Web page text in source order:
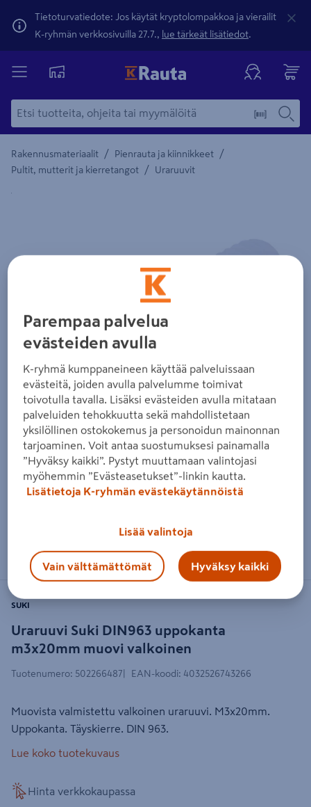
Tietoturvatiedote: Jos käytät kryptolompakkoa ja vierailit
K-ryhmän verkkosivuilla 27.7., lue tärkeät lisätiedot.
Rakennusmateriaalit / Pienrauta ja kiinnikkeet /
Pultit, mutterit ja kierretangot / Uraruuvit
Yksityiskohtainen kuvaus löytyy Tuotteen kuvaus -
Zoomaa kuvaa sormilla kosketusnäytöllä
Uraruuvi Suki DIN963 uppokanta
m3x20mm muovi valkoinen
SUKI
Tuotenumero: 502266487 EAN-koodi: 4032526743266
Muovista valmistettu valkoinen uraruuvi. M3x20mm.
Uppokanta. Täyskierre. DIN 963.
Lue koko tuotekuvaus
Hinta verkkokaupassa
Parempaa palvelua
evästeiden avulla
K-ryhmä kumppaneineen käyttää palveluissaan
evästeitä, joiden avulla palvelumme toimivat
toivotulla tavalla. Lisäksi evästeiden avulla mitataan
palveluiden tehokkuutta sekä mahdollistetaan
yksilöllinen ostokokemus ja personoidun mainonnan
tarjoaminen. Voit antaa suostumuksesi painamalla
”Hyväksy kaikki”. Pystyt muuttamaan valintojasi
myöhemmin ”Evästeasetukset”-linkin kautta.
Lisätietoja K-ryhmän evästekäytännöistä
Lisää valintoja
Vain välttämättömät Hyväksy kaikki